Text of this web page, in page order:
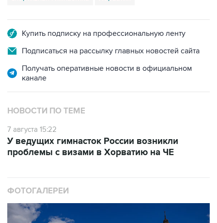
Купить подписку на профессиональную ленту
Подписаться на рассылку главных новостей сайта
Получать оперативные новости в официальном
канале
НОВОСТИ ПО ТЕМЕ
7 августа 15:22
У ведущих гимнасток России возникли
проблемы с визами в Хорватию на ЧЕ
ФОТОГАЛЕРЕИ